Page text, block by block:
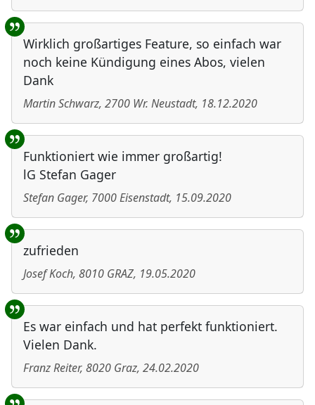
Wirklich großartiges Feature, so einfach war
noch keine Kündigung eines Abos, vielen
Dank
Martin Schwarz, 2700 Wr. Neustadt, 18.12.2020
Funktioniert wie immer großartig!
lG Stefan Gager
Stefan Gager, 7000Eisenstadt, 15.09.2020
zufrieden
Josef Koch, 8010 GRAZ, 19.05.2020
Es war einfach und hat perfekt funktioniert.
Vielen Dank.
Franz Reiter, 8020 Graz, 24.02.2020